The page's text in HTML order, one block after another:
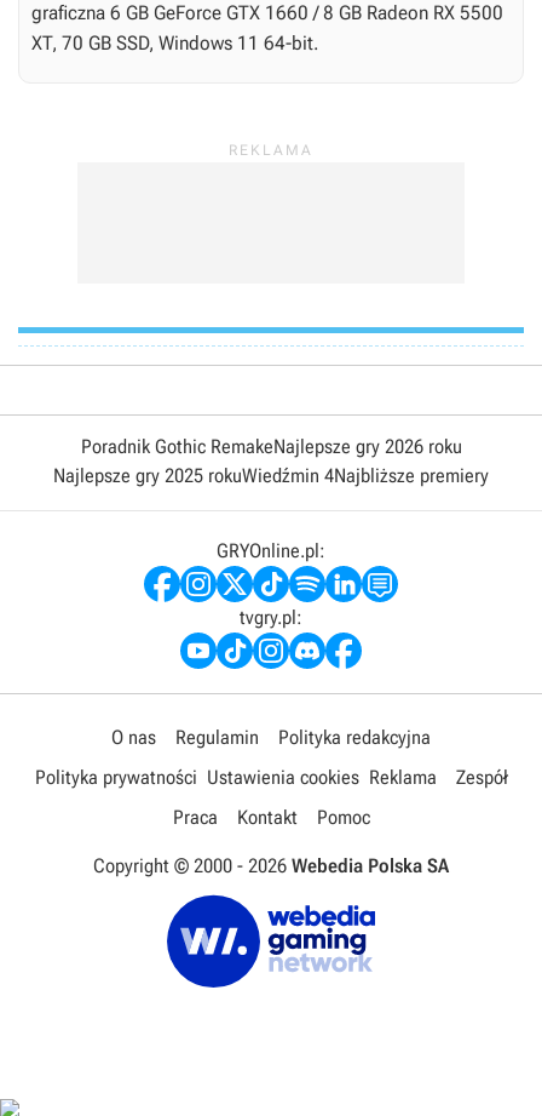
graficzna 6 GB GeForce GTX 1660 / 8 GB Radeon RX 5500
XT, 70 GB SSD, Windows 11 64-bit.
Poradnik Gothic RemakeNajlepsze gry 2026 roku
Najlepsze gry 2025 rokuWiedźmin 4Najbliższe premiery
GRYOnline.pl:
tvgry.pl:
O nas Regulamin
Polityka redakcyjna
Polityka prywatności Ustawienia cookies Reklama
Zespół
Praca
Kontakt Pomoc
Copyright © 2000 - 2026 Webedia Polska SA